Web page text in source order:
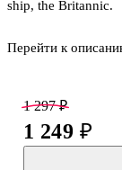
ship, the Britannic.
Someone, or
from the moment
Annie Hebley,
and Benjamin
Перейти к
1 297 ₽
1 249 ₽